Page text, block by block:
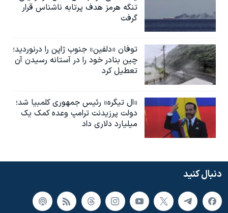
تنگه هرمز هدف پرتابه ناشناس قرار
گرفت
توفان «دلفین» جنوب ژاپن را درنوردید؛
چین بنادر خود را در آستانه رسیدن آن
تعطیل کرد
«ال تیگره» رئیس جمهوری کلمبیا شد؛
دولت پرزیدنت ترامپ وعده کمک یک
میلیارد دلاری داد
دنبال کنید